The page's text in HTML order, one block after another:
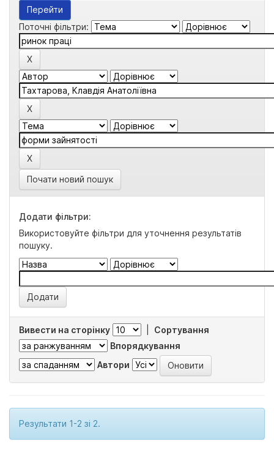
Поточні фільтри:
Почати новий пошук
Додати фільтри:
Використовуйте фільтри для уточнення результатів
пошуку.
Вивести на сторінку
Сортування
Впорядкування
Автори
Результати 1-2 зі 2.